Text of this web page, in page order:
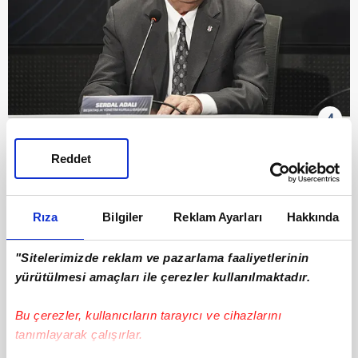
Rıza Bilgiler Reklam Ayarları Hakkında
"Sitelerimizde reklam ve pazarlama faaliyetlerinin
yürütülmesi amaçları ile çerezler kullanılmaktadır.
Bu çerezler, kullanıcıların tarayıcı ve cihazlarını
tanımlayarak çalışırlar.
Reddet
4
ADALI'DAN ŞENOL GÜNEŞ AÇIKLAMASI
Beşiktaş Başkanı Serdal Adalı, Sergen Yalçın'ın
ayrılığı sonrasıŞenol Güneşile
çalışmayacaklarını açıkladı.